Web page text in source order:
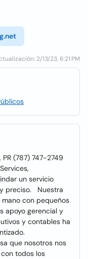
2/13/23, 6:21 PM
(787) 747-2749
un servicio
preciso. Nuestra
con pequeños
apoyo gerencial y
y contables ha
que nosotros nos
todos los